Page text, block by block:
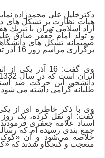
دکترخلیل علی محمدزاده
هیات نظارت بر تشکل های
آزاد اسلامی تهران با
و تولد امام جعفر صادق
صمیمانه تشکل های
برگزاری مراسم روز 16 آذر تشکر و قدردانی کردند.
وی گفت: 16 آذر
دانشجو، این حرکت ضد
طلبانه گرامی داشته می شود.
وی با ذکر خاطره ای از
گفت: او نقل کرده، یک روز
استاد علامه جعفری
خلاصه می‌شود و آن
متعجب و کنجکاو شدند که